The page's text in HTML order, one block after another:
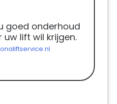
goed onderhoud
uw lift wil krijgen.